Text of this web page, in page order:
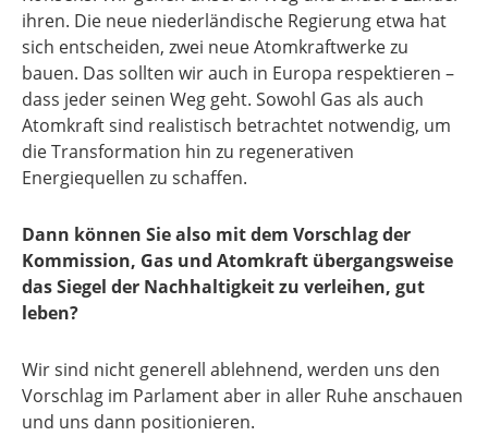
ihren. Die neue niederländische Regierung etwa hat
sich entscheiden, zwei neue Atomkraftwerke zu
bauen. Das sollten wir auch in Europa respektieren –
dass jeder seinen Weg geht. Sowohl Gas als auch
Atomkraft sind realistisch betrachtet notwendig, um
die Transformation hin zu regenerativen
Energiequellen zu schaffen.
Dann können Sie also mit dem Vorschlag der
Kommission, Gas und Atomkraft übergangsweise
das Siegel der Nachhaltigkeit zu verleihen, gut
leben?
Wir sind nicht generell ablehnend, werden uns den
Vorschlag im Parlament aber in aller Ruhe anschauen
und uns dann positionieren.